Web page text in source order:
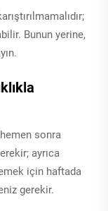
Bunun yerine,
sonra
ayrıca
için haftada
gerekir.